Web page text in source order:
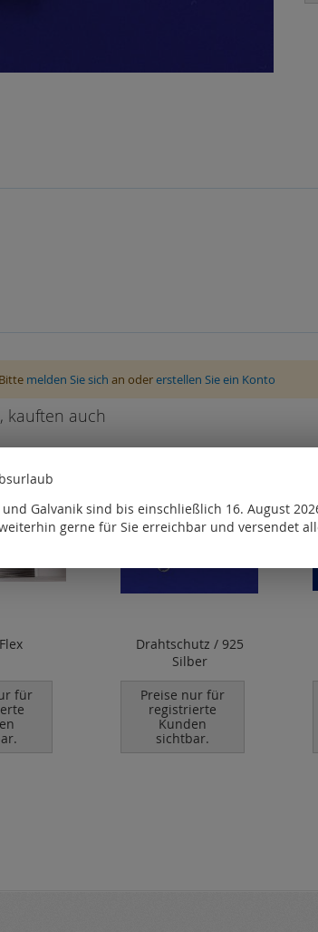
melden Sie sich an odererstellen Sie ein Konto
kauften auch
für
Drahtschutz / 925
Silber
Preise nur für
registrierte
Kunden
sichtbar.
Galvanik sind bis einschließlich 16. August
gerne für Sie erreichbar und versendet